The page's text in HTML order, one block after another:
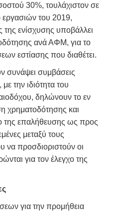
30%, τουλάχιστον σε
εργασιών του 2019,
της ενίσχυσης υποβάλλει
ανά ΑΦΜ, για το
εστίασης που διαθέτει.
συνάψει συμβάσεις
την ιδιότητα του
δηλώνουν το εν
χρηματοδότησης και
της επαλήθευσης ως προς
μεταξύ τους
να προσδιοριστούν οι
για τον έλεγχο της
για την προμήθεια